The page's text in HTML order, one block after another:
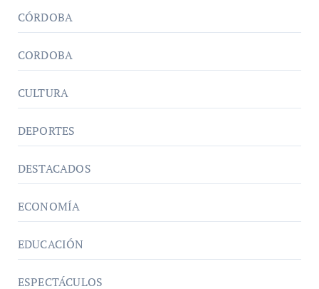
CÓRDOBA
CORDOBA
CULTURA
DEPORTES
DESTACADOS
ECONOMÍA
EDUCACIÓN
ESPECTÁCULOS